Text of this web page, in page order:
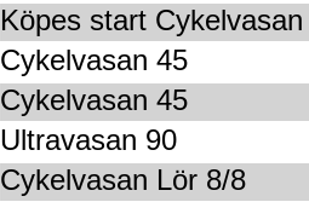
Köpes start
Cykelvasan 45
Cykelvasan 45
Ultravasan 90
Cykelvasan Lör 8/8